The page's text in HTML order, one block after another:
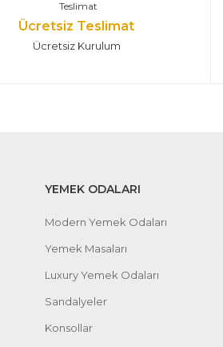
Ücretsiz Teslimat
Ücretsiz Kurulum
YEMEK ODALARI
Modern Yemek Odaları
Yemek Masaları
Luxury Yemek Odaları
Sandalyeler
Konsollar